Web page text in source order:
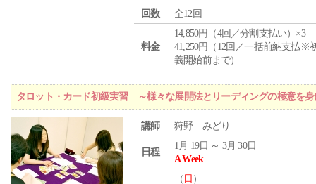
回数
全12回
料金
14,850円（4回／分割支払い）×3
41,250円（12回／一括前納支払※
義開始前まで）
タロット・カード初級実習 ～様々な展開法とリーディングの極意を身
講師 狩野 みどり
日程
1月 19日 ～ 3月 30日
A Week
（ 日 ）